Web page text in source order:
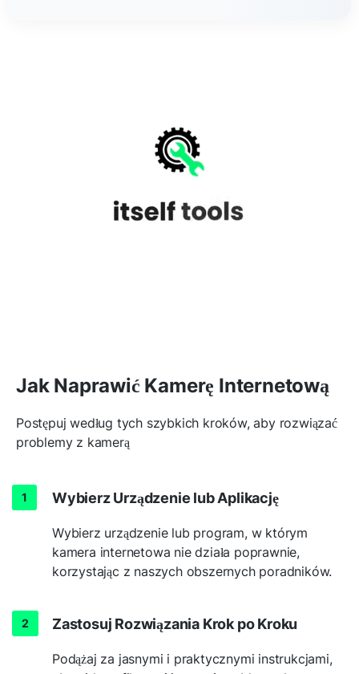
Jak Naprawić Kamerę Internetową
Postępuj według tych szybkich kroków, aby rozwiązać
problemy z kamerą
Wybierz Urządzenie lub Aplikację
Wybierz urządzenie lub program, w którym
kamera internetowa nie działa poprawnie,
korzystając z naszych obszernych poradników.
Zastosuj Rozwiązania Krok po Kroku
Podążaj za jasnymi i praktycznymi instrukcjami,